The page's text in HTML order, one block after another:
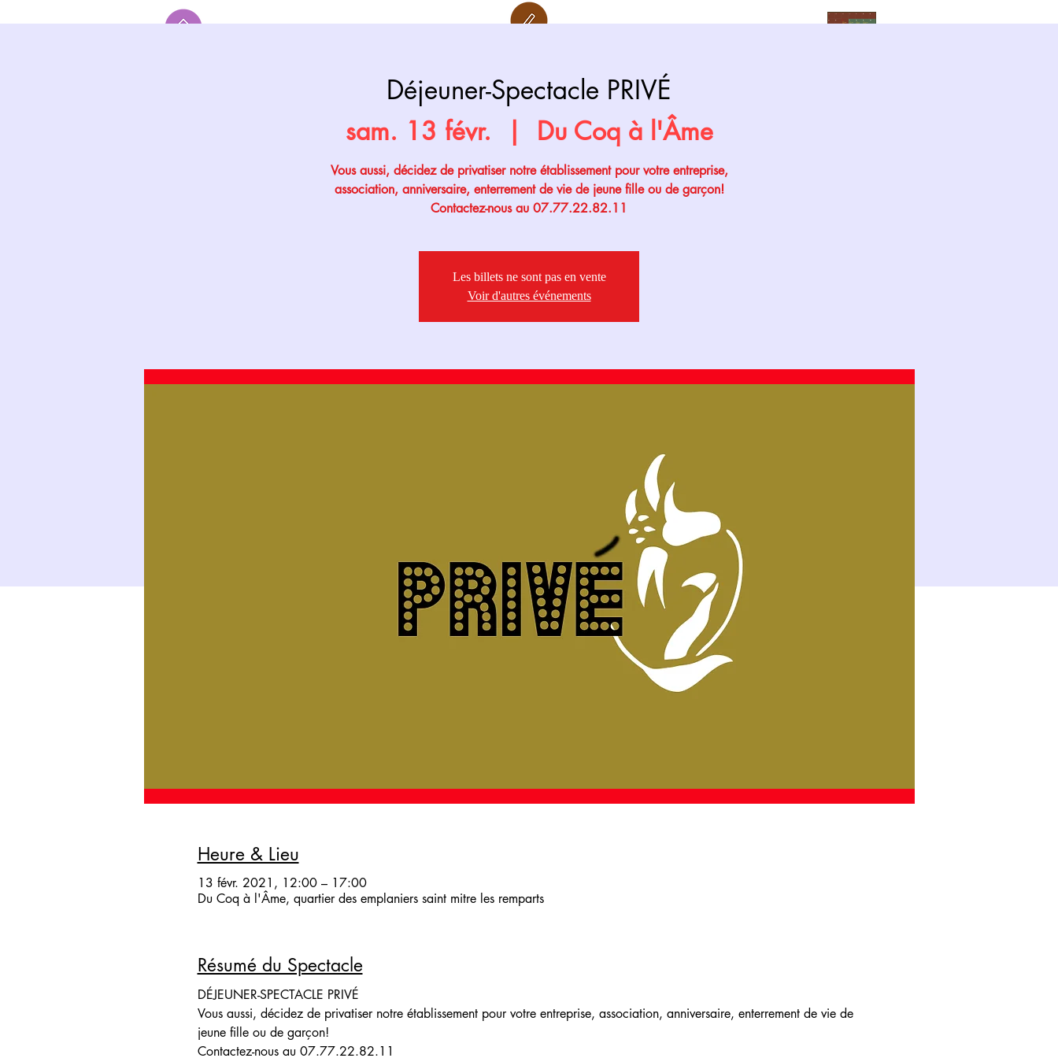
Déjeuner-Spectacle PRIVÉ
sam. 13 févr. Du Coq à l'Âme
Vous aussi, décidez de privatiser notre établissement pour votre entreprise,
association, anniversaire, enterrement de vie de jeune fille ou de garçon!
Contactez-nous au 07.77.22.82.11
Les billets ne sont pas en vente
Voir d'autres événements
Heure & Lieu
13 févr. 2021, 12:00 – 17:00
Du Coq à l'Âme, quartier des emplaniers saint mitre les remparts
Résumé du Spectacle
DÉJEUNER-SPECTACLE PRIVÉ
Vous aussi, décidez de privatiser notre établissement pour votre entreprise, association, anniversaire, enterrement de vie de
jeune fille ou de garçon!
Contactez-nous au 07.77.22.82.11